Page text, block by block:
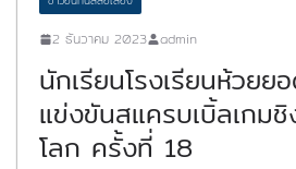
2 ธันวาคม 2023 admin
นักเรียนโรงเรียนห้วยย
แข่งขันสแครบเบิ้ลเกมชิ
โลก ครั้งที่ 18